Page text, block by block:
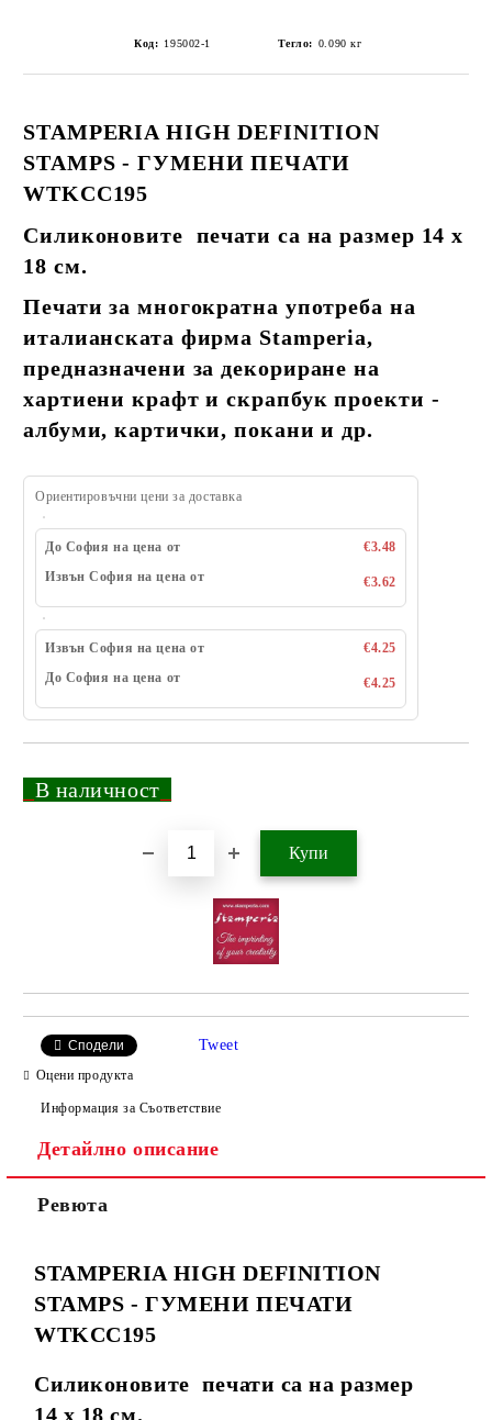
Код: 195002-1 Тегло: 0.090 кг
STAMPERIA HIGH DEFINITION
STAMPS - ГУМЕНИ ПЕЧАТИ
WTKCC195
Силиконовите печати са на размер 14 х
18 см.
Печати за многократна употреба на
италианската фирма Stamperia,
предназначени за декориране на
хартиени крафт и скрапбук проекти -
албуми, картички, покани и др.
Ориентировъчни цени за доставка
До София на цена от
€3.48
Извън София на цена от
€3.62
Извън София на цена от
€4.25
До София на цена от
€4.25
В наличност
Сподели Tweet
Оцени продукта
Информация за Съответствие
Детайлно описание
Ревюта
STAMPERIA HIGH DEFINITION
STAMPS - ГУМЕНИ ПЕЧАТИ
WTKCC195
Силиконовите печати са на размер
14 х 18 см.